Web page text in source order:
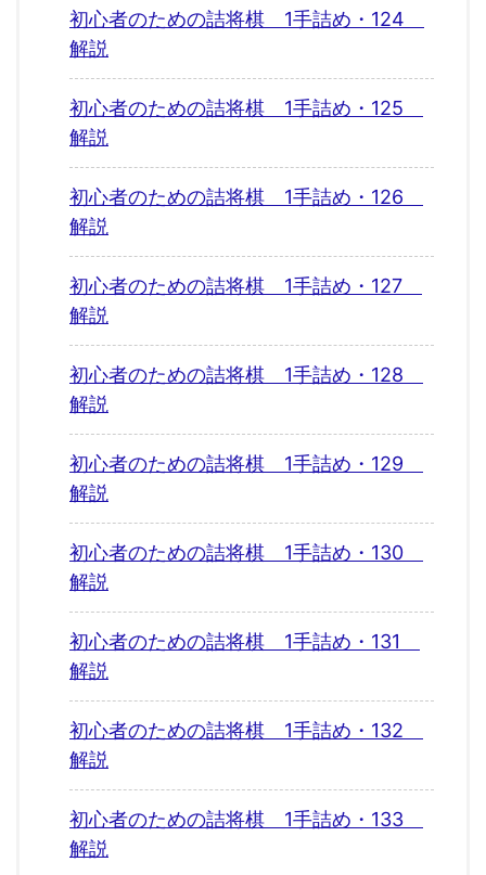
初心者のための詰将棋 1手詰め・124
解説
初心者のための詰将棋 1手詰め・125
解説
初心者のための詰将棋 1手詰め・126
解説
初心者のための詰将棋 1手詰め・127
解説
初心者のための詰将棋 1手詰め・128
解説
初心者のための詰将棋 1手詰め・129
解説
初心者のための詰将棋 1手詰め・130
解説
初心者のための詰将棋 1手詰め・131
解説
初心者のための詰将棋 1手詰め・132
解説
初心者のための詰将棋 1手詰め・133
解説